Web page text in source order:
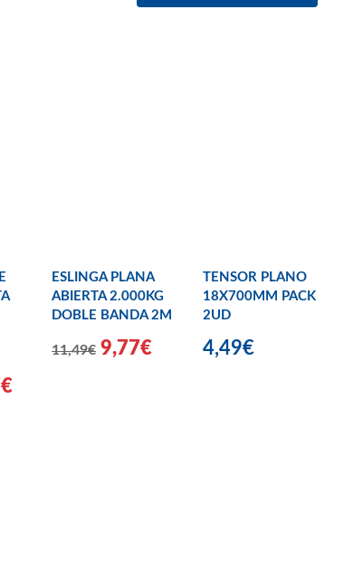
ESLINGA PLANA
ABIERTA 2.000KG
DOBLE BANDA 2M
11,49€ 9,77€
TENSOR PLANO
18X700MM PACK
2UD
4,49€